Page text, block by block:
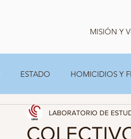
MISIÓN Y
ESTADO HOMICIDIOS Y
GRUPOS FAMILIARES Y A.C
LABORATORIO DE